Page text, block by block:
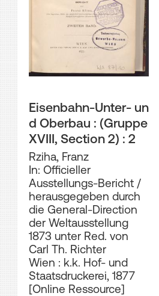
Eisenbahn-Unter- un
d Oberbau : (Gruppe
XVIII, Section 2) : 2
Rziha, Franz
In: Officieller
Ausstellungs-Bericht /
herausgegeben durch
die General-Direction
der Weltausstellung
1873 unter Red. von
Carl Th. Richter
Wien : k.k. Hof- und
Staatsdruckerei, 1877
[Online Ressource]